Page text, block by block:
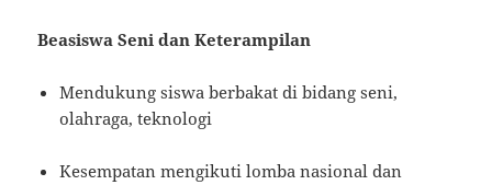
Beasiswa Seni dan Keterampilan
Mendukung siswa berbakat di bidang seni,
olahraga, teknologi
Kesempatan mengikuti lomba nasional dan